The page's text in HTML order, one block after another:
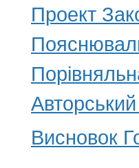
Проект
Висновок